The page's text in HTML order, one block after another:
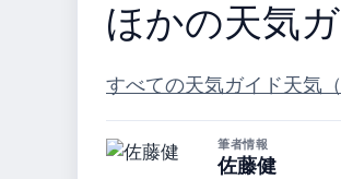
ほかの天気
すべての天気ガイド天気
筆者情報
佐藤健